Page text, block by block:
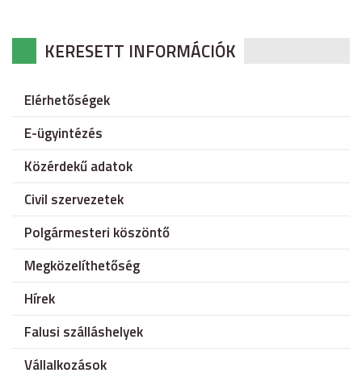
KERESETT INFORMÁCIÓK
Elérhetőségek
E-ügyintézés
Közérdekű adatok
Civil szervezetek
Polgármesteri köszöntő
Megközelíthetőség
Hírek
Falusi szálláshelyek
Vállalkozások